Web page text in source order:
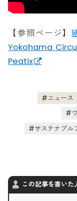
【参照ページ】
Yokohama
Peatix
ニュース
サステナブル
この記事を書いた